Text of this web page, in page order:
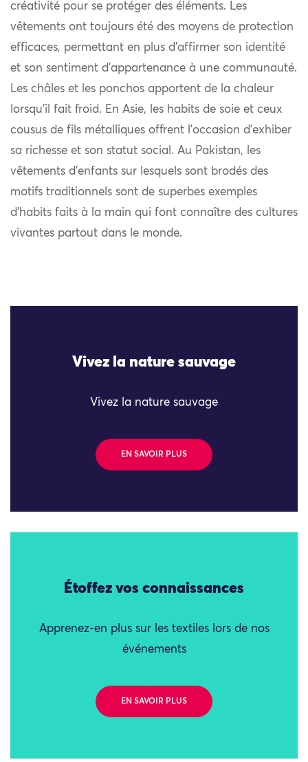
créativité pour se protéger des éléments. Les
vêtements ont toujours été des moyens de protection
efficaces, permettant en plus d’affirmer son identité
et son sentiment d’appartenance à une communauté.
Les châles et les ponchos apportent de la chaleur
lorsqu’il fait froid. En Asie, les habits de soie et ceux
cousus de fils métalliques offrent l’occasion d’exhiber
sa richesse et son statut social. Au Pakistan, les
vêtements d’enfants sur lesquels sont brodés des
motifs traditionnels sont de superbes exemples
d’habits faits à la main qui font connaître des cultures
vivantes partout dans le monde.
Vivez la nature sauvage
Vivez la nature sauvage
EN SAVOIR PLUS
Étoffez vos connaissances
Apprenez-en plus sur les textiles lors de nos
événements
EN SAVOIR PLUS